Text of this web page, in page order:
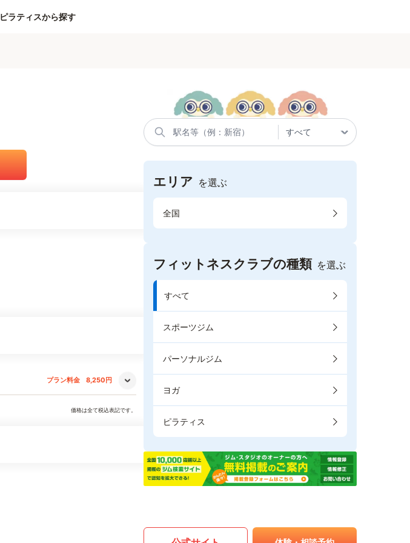
ピラティスから探す
プラン料金 8,250円
価格は全て税込表記です。
エリア を選ぶ
全国
フィットネスクラブの種類 を選ぶ
すべて
スポーツジム
パーソナルジム
ヨガ
ピラティス